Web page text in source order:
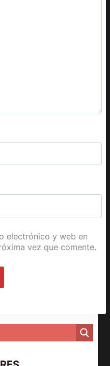
electrónico y web en
vez que comente.